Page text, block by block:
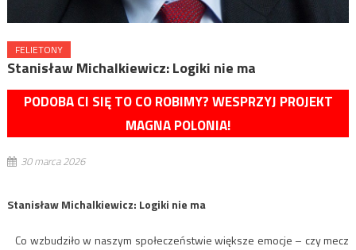
FELIETONY
Stanisław Michalkiewicz: Logiki nie ma
PODOBA CI SIĘ TO CO ROBIMY? WESPRZYJ PROJEKT
MAGNA POLONIA!
30 marca 2026
Stanisław Michalkiewicz: Logiki nie ma
Co wzbudziło w naszym społeczeństwie większe emocje – czy mecz